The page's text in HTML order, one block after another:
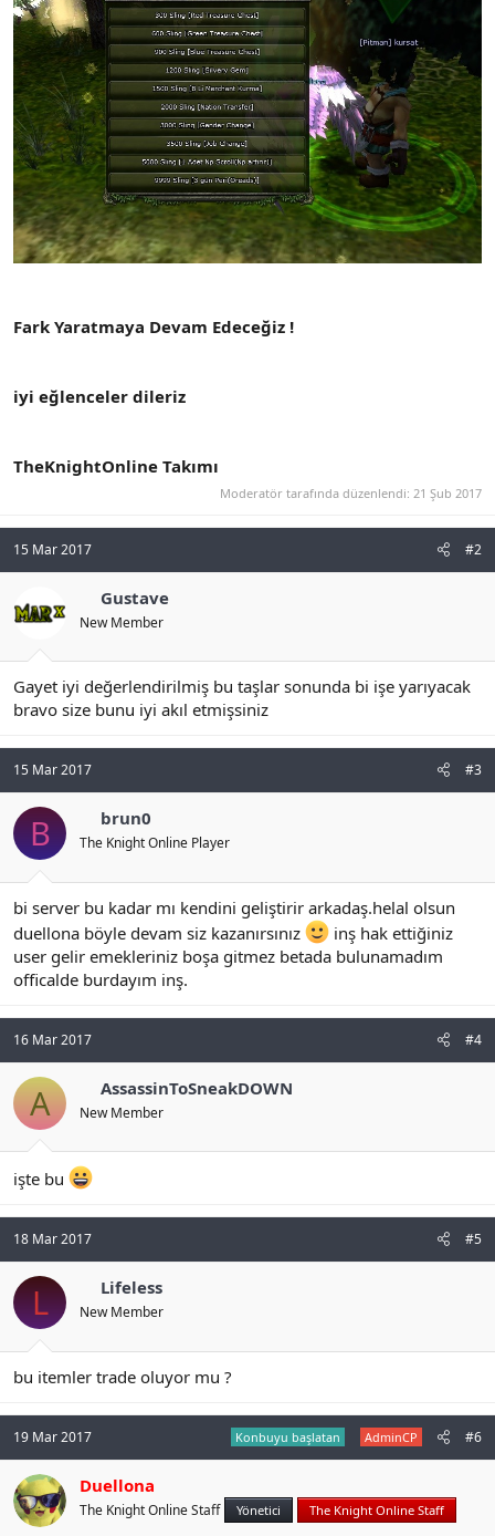
Fark Yaratmaya Devam Edeceğiz !
iyi eğlenceler dileriz
TheKnightOnline Takımı
Moderatör tarafında düzenlendi: 21 Şub 2017
15 Mar 2017 #2
Gustave
New Member
Gayet iyi değerlendirilmiş bu taşlar sonunda bi işe yarıyacak
bravo size bunu iyi akıl etmişsiniz
15 Mar 2017 #3
B brun0
The Knight Online Player
bi server bu kadar mı kendini geliştirir arkadaş.helal olsun
duellona böyle devam siz kazanırsınız
inş hak ettiğiniz
user gelir emekleriniz boşa gitmez betada bulunamadım
officalde burdayım inş.
16 Mar 2017 #4
A AssassinToSneakDOWN
New Member
işte bu
18 Mar 2017 #5
L Lifeless
New Member
bu itemler trade oluyor mu ?
19 Mar 2017 Konbuyu başlatan AdminCP #6
Duellona
The Knight Online Staff Yönetici The Knight Online Staff